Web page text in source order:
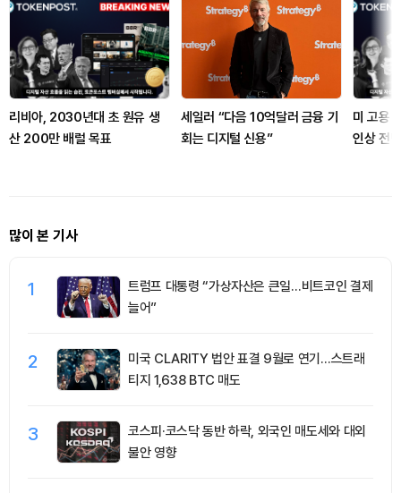
리비아, 2030년대 초 원유 생
산 200만 배럴 목표
세일러 “다음 10억달러 금융 기
회는 디지털 신용”
미 고용
인상 전
많이 본 기사
1
트럼프 대통령 “가상자산은 큰일…비트코인 결제
늘어”
2
미국 CLARITY 법안 표결 9월로 연기…스트래
티지 1,638 BTC 매도
3
코스피·코스닥 동반 하락, 외국인 매도세와 대외
불안 영향